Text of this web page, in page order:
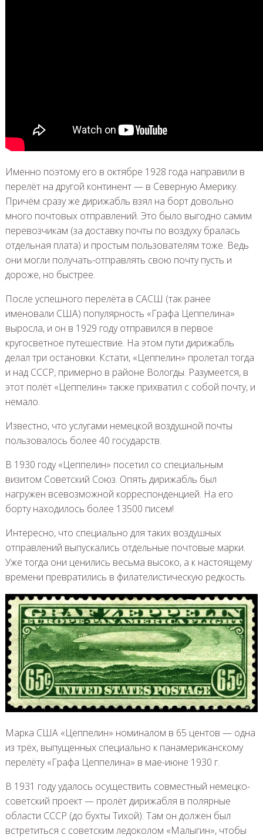
Именно поэтому его в октябре 1928 года направили в
перелёт на другой континент — в Северную Америку.
Причём сразу же дирижабль взял на борт довольно
много почтовых отправлений. Это было выгодно самим
перевозчикам (за доставку почты по воздуху бралась
отдельная плата) и простым пользователям тоже. Ведь
они могли получать-отправлять свою почту пусть и
дороже, но быстрее.
После успешного перелёта в САСШ (так ранее
именовали США) популярность «Графа Цеппелина»
выросла, и он в 1929 году отправился в первое
кругосветное путешествие. На этом пути дирижабль
делал три остановки. Кстати, «Цеппелин» пролетал тогда
и над СССР, примерно в районе Вологды. Разумеется, в
этот полёт «Цеппелин» также прихватил с собой почту, и
немало.
Известно, что услугами немецкой воздушной почты
пользовалось более 40 государств.
В 1930 году «Цеппелин» посетил со специальным
визитом Советский Союз. Опять дирижабль был
нагружен всевозможной корреспонденцией. На его
борту находилось более 13500 писем!
Интересно, что специально для таких воздушных
отправлений выпускались отдельные почтовые марки.
Уже тогда они ценились весьма высоко, а к настоящему
времени превратились в филателистическую редкость.
Марка США «Цеппелин» номиналом в 65 центов — одна
из трёх, выпущенных специально к панамериканскому
перелёту «Графа Цеппелина» в мае-июне 1930 г.
В 1931 году удалось осуществить совместный немецко-
советский проект — пролёт дирижабля в полярные
области СССР (до бухты Тихой). Там он должен был
встретиться с советским ледоколом «Малыгин», чтобы